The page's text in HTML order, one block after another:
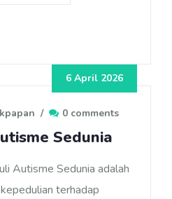
6 April 2026
/ 0 comments
Sedunia
Autisme Sedunia adalah
terhadap